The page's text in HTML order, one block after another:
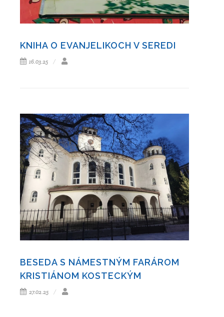
KNIHA O EVANJELIKOCH V SEREDI
16.03.25
BESEDA S NÁMESTNÝM FARÁROM
KRISTIÁNOM KOSTECKÝM
27.02.25